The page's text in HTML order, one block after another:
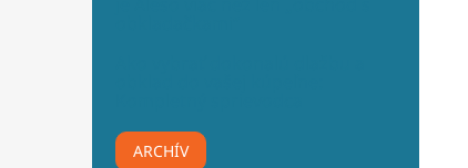
ARCHÍV